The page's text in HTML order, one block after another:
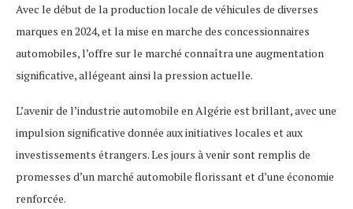
Avec le début de la production locale de véhicules de diverses
marques en 2024, et la mise en marche des concessionnaires
automobiles, l’offre sur le marché connaîtra une augmentation
significative, allégeant ainsi la pression actuelle.
L’avenir de l’industrie automobile en Algérie est brillant, avec une
impulsion significative donnée aux initiatives locales et aux
investissements étrangers. Les jours à venir sont remplis de
promesses d’un marché automobile florissant et d’une économie
renforcée.